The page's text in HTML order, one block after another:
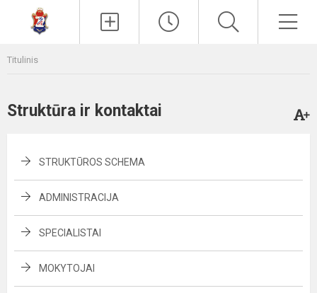
Titulinis
Struktūra ir kontaktai
STRUKTŪROS SCHEMA
ADMINISTRACIJA
SPECIALISTAI
MOKYTOJAI